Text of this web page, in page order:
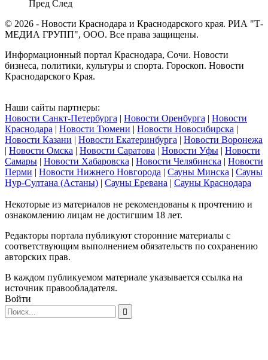
Пред След
© 2026 - Новости Краснодара и Краснодарского края. РИА "Т-
МЕДИА ГРУПП", ООО. Все права защищены.
Информационный портал Краснодара, Сочи. Новости
бизнеса, политики, культуры и спорта. Гороскоп. Новости
Краснодарского Края.
Наши сайты партнеры:
Новости Санкт-Петербурга | Новости Оренбурга | Новости
Краснодара | Новости Тюмени | Новости Новосибирска |
Новости Казани | Новости Екатеринбурга | Новости Воронежа
| Новости Омска | Новости Саратова | Новости Уфы | Новости
Самары | Новости Хабаровска | Новости Челябинска | Новости
Перми | Новости Нижнего Новгорода | Сауны Минска | Сауны
Нур-Султана (Астаны) | Сауны Еревана | Сауны Краснодара
Некоторые из материалов не рекомендованы к прочтению и
ознакомлению лицам не достигшим 18 лет.
Редакторы портала публикуют сторонние материалы с
соответствующим выполнением обязательств по сохранению
авторских прав.
В каждом публикуемом материале указывается ссылка на
источник правообладателя.
Войти